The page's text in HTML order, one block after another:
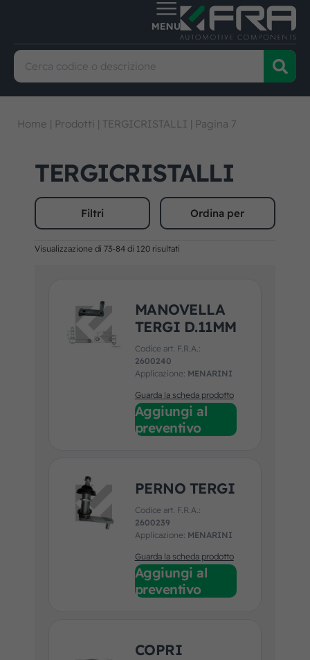
Home | Prodotti | TERGICRISTALLI | Pagina 7
TERGICRISTALLI
Filtri Ordina per
Visualizzazione di 73-84 di 120 risultati
MANOVELLA
TERGI D.11MM
Codice art. F.R.A.:
2600240
Applicazione: MENARINI
Guarda la scheda prodotto
Aggiungi al
preventivo
PERNO TERGI
Codice art. F.R.A.:
2600239
Applicazione: MENARINI
Guarda la scheda prodotto
Aggiungi al
preventivo
COPRI